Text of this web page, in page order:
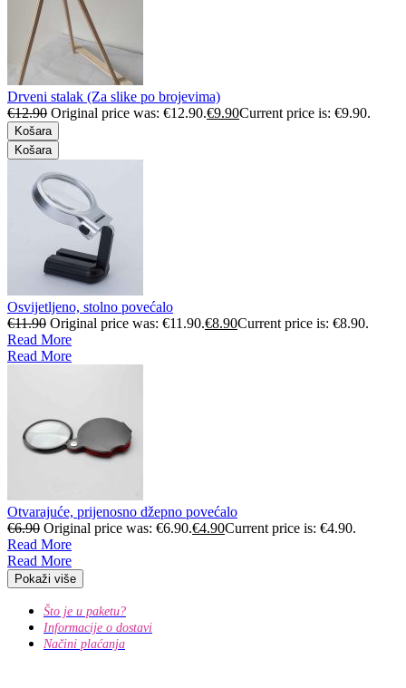
Drveni stalak (Za slike po brojevima)
€12.90 Original price was: €12.90.€9.90Current price is: €9.90.
Košara
Košara
Osvijetljeno, stolno povećalo
€11.90 Original price was: €11.90.€8.90Current price is: €8.90.
Read More
Read More
Otvarajuće, prijenosno džepno povećalo
€6.90 Original price was: €6.90.€4.90Current price is: €4.90.
Read More
Read More
Pokaži više
Što je u paketu?
Informacije o dostavi
Načini plaćanja